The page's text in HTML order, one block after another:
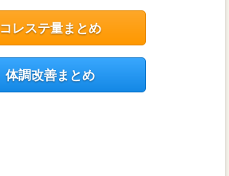
コレステ量まとめ
体調改善まとめ